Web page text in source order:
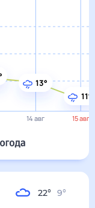
14 авг 15 авг
13°
11°
22° 9°